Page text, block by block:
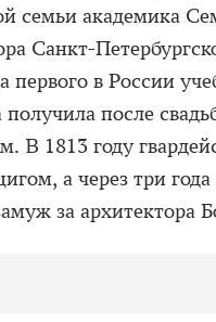
семьи академика
Санкт-
первого в России
после
В 1813 году
а через три
за архитектора